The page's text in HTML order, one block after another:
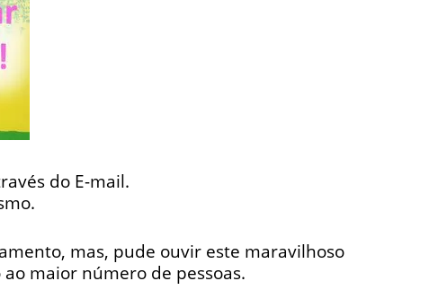
do E-mail.
mas, pude ouvir este maravilhoso
maior número de pessoas.